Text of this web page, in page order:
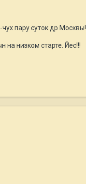
пару суток др Москвы!
на низком старте. Йес!!!